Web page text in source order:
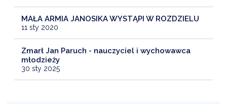
MAŁA ARMIA JANOSIKA WYSTĄPI W ROZDZIELU
11 sty 2020
Zmarł Jan Paruch - nauczyciel i wychowawca
młodzieży
30 sty 2025